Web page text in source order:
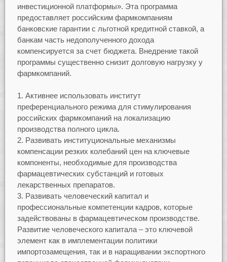
инвестиционной платформы». Эта программа
предоставляет российским фармкомпаниям
банковские гарантии с льготной кредитной ставкой, а
банкам часть недополученного дохода
компенсируется за счет бюджета. Внедрение такой
программы существенно снизит долговую нагрузку у
фармкомпаний.
Активнее использовать институт
преференциального режима для стимулирования
российских фармкомпаний на локализацию
производства полного цикла.
Развивать институциональные механизмы
компенсации резких колебаний цен на ключевые
компоненты, необходимые для производства
фармацевтических субстанций и готовых
лекарственных препаратов.
Развивать человеческий капитал и
профессиональные компетенции кадров, которые
задействованы в фармацевтическом производстве.
Развитие человеческого капитала – это ключевой
элемент как в имплементации политики
импортозамещения, так и в наращивании экспортного